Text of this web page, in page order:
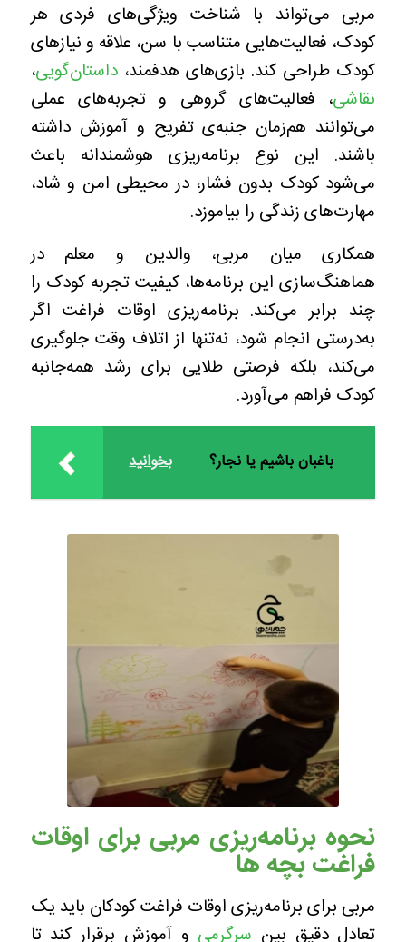
مربی می‌تواند با شناخت ویژگی‌های فردی هر
کودک، فعالیت‌هایی متناسب با سن، علاقه و نیازهای
کودک طراحی کند. بازی‌های هدفمند،داستان‌گویی،
نقاشی، فعالیت‌های گروهی و تجربه‌های عملی
می‌توانند هم‌زمان جنبه‌ی تفریح و آموزش داشته
باشند. این نوع برنامه‌ریزی هوشمندانه باعث
می‌شود کودک بدون فشار، در محیطی امن و شاد،
مهارت‌های زندگی را بیاموزد.
همکاری میان مربی، والدین و معلم در
هماهنگ‌سازی این برنامه‌ها، کیفیت تجربه کودک را
چند برابر می‌کند. برنامه‌ریزی اوقات فراغت اگر
به‌درستی انجام شود، نه‌تنها از اتلاف وقت جلوگیری
می‌کند، بلکه فرصتی طلایی برای رشد همه‌جانبه
کودک فراهم می‌آورد.
بخوانید باغبان باشیم یا نجار؟
نحوه برنامه‌ریزی مربی برای اوقات
فراغت بچه ها
مربی برای برنامه‌ریزی اوقات فراغت کودکان باید یک
تعادل دقیق بین سرگرمی و آموزش برقرار کند تا